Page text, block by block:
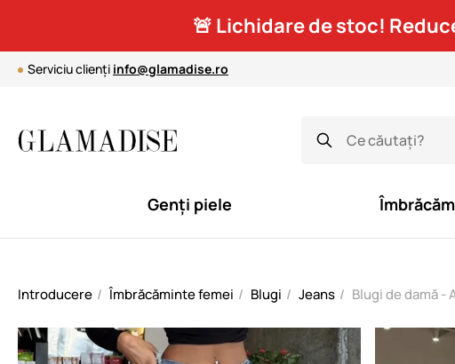
🚨 Lichidare de stoc!
Serviciu clienți info@glamadise.ro
Genți piele
Introducere Îmbrăcăminte femei Blugi Jeans Blugi de damă -